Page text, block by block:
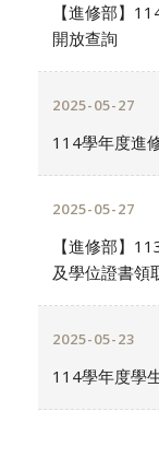
【進修部】
開放查詢
2025-05-27
114學年度進
2025-05-27
【進修部】
及學位證書領
2025-05-23
114學年度學